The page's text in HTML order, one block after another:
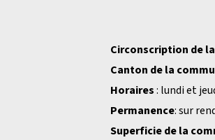
Circonscription de
Canton de la
Horaires: lundi et
Permanence: sur
Superficie de la